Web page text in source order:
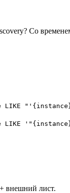
Со
LIKE
LIKE
внешний лист.